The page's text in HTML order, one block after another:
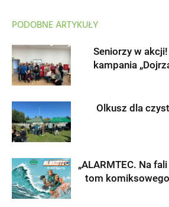
PODOBNE ARTYKUŁY
Seniorzy w
kampania
Olkusz dla
„ALARMTEC. Na
tom